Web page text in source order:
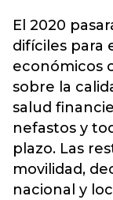
El 2020
difíciles para
económicos
sobre la
salud
nefastos y
plazo. Las
movilidad,
nacional y